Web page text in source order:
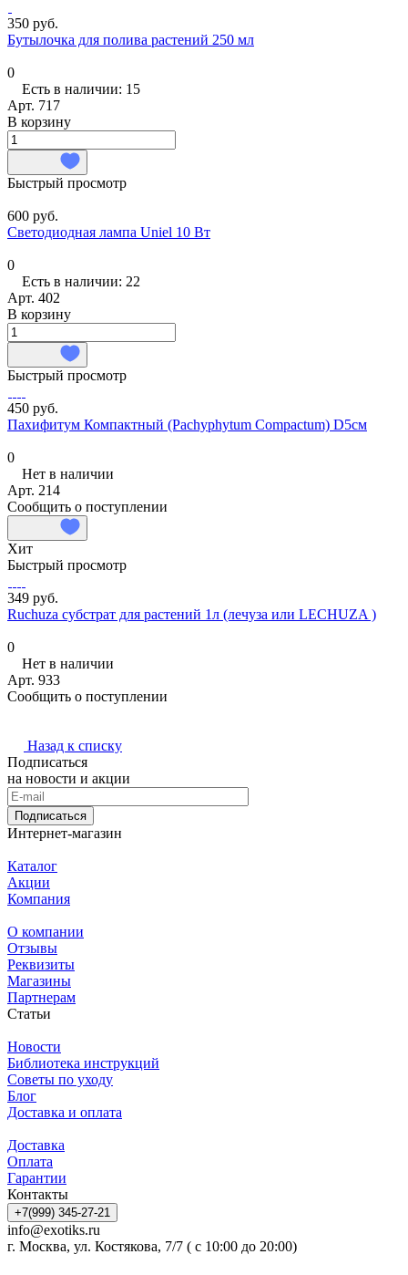
350 руб.
Бутылочка для полива растений 250 мл
0
Есть в наличии: 15
Арт. 717
В корзину
Быстрый просмотр
600 руб.
Светодиодная лампа Uniel 10 Вт
0
Есть в наличии: 22
Арт. 402
В корзину
Быстрый просмотр
450 руб.
Пахифитум Компактный (Pachyphytum Compactum) D5см
0
Нет в наличии
Арт. 214
Сообщить о поступлении
Хит
Быстрый просмотр
349 руб.
Ruchuza субстрат для растений 1л (лечуза или LECHUZA )
0
Нет в наличии
Арт. 933
Сообщить о поступлении
Назад к списку
Подписаться
на новости и акции
Подписаться
Интернет-магазин
Каталог
Акции
Компания
О компании
Отзывы
Реквизиты
Магазины
Партнерам
Статьи
Новости
Библиотека инструкций
Советы по уходу
Блог
Доставка и оплата
Доставка
Оплата
Гарантии
Контакты
+7(999) 345-27-21
info@exotiks.ru
г. Москва, ул. Костякова, 7/7 ( с 10:00 до 20:00)